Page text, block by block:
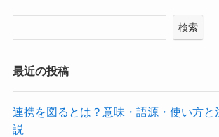
検索
最近の投稿
連携を図るとは？意味・語源・使い方と
説